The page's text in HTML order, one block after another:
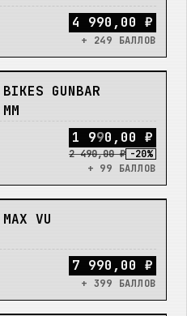
4 990,00 ₽
+ 249 БАЛЛОВ
GUNBAR
ММ
1 990 , 00 ₽
2 490,00 ₽ -20%
+ 99 БАЛЛОВ
VU
7 990,00 ₽
+ 399 БАЛЛОВ